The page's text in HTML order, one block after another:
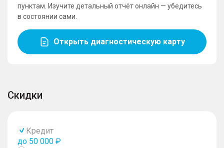
пунктам. Изучите детальный отчёт онлайн — убедитесь
в состоянии сами.
Открыть диагностическую карту
Скидки
Кредит
до 50 000 ₽